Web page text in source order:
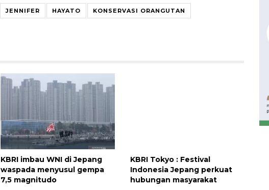
JENNIFER HAYATO KONSERVASI ORANGUTAN
KBRI imbau WNI di Jepang
waspada menyusul gempa
7,5 magnitudo
KBRI Tokyo : Festival
Indonesia Jepang perkuat
hubungan masyarakat
Waspadai penyakit saat
musim kemarau